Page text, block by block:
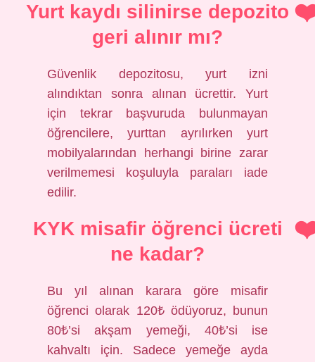
Yurt kaydı silinirse depozito
geri alınır mı?
Güvenlik depozitosu, yurt izni
alındıktan sonra alınan ücrettir. Yurt
için tekrar başvuruda bulunmayan
öğrencilere, yurttan ayrılırken yurt
mobilyalarından herhangi birine zarar
verilmemesi koşuluyla paraları iade
edilir.
KYK misafir öğrenci ücreti
ne kadar?
Bu yıl alınan karara göre misafir
öğrenci olarak 120₺ ödüyoruz, bunun
80₺’si akşam yemeği, 40₺’si ise
kahvaltı için. Sadece yemeğe ayda